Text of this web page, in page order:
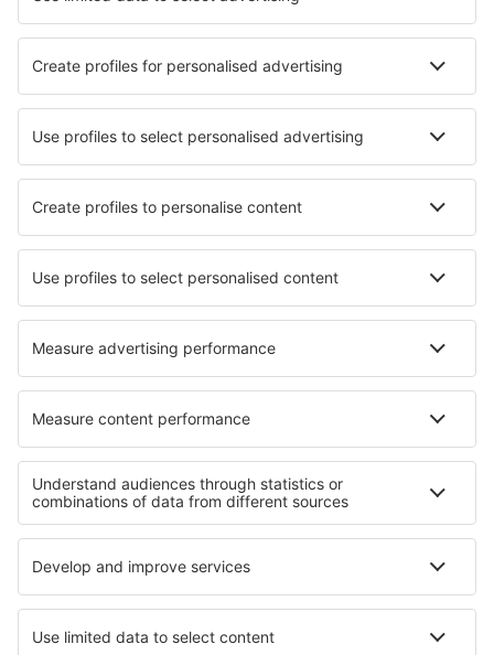
Skyros Airport (SKU)
Syros Airport (JSY)